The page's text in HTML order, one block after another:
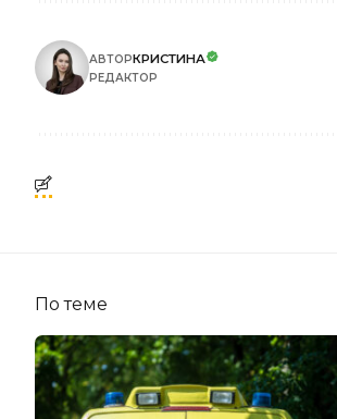
АВТОРКРИСТИНА
РЕДАКТОР
По теме